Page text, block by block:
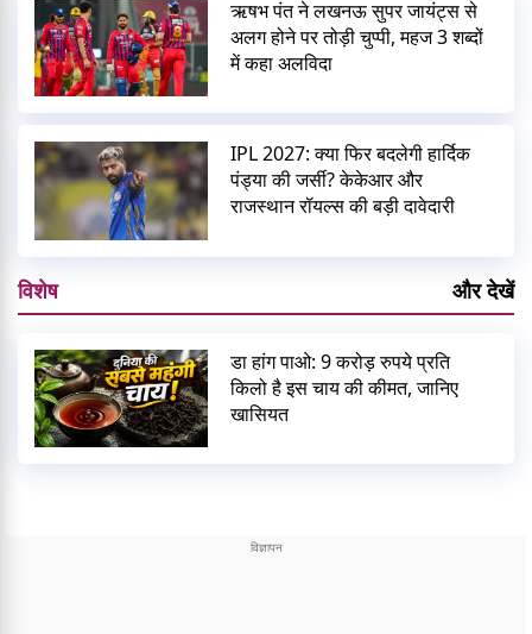
ऋषभ पंत ने लखनऊ सुपर जायंट्स से
अलग होने पर तोड़ी चुप्पी, महज 3 शब्दों
में कहा अलविदा
IPL 2027: क्या फिर बदलेगी हार्दिक
पंड्या की जर्सी? केकेआर और
राजस्थान रॉयल्स की बड़ी दावेदारी
विशेष और देखें
डा हांग पाओ: 9 करोड़ रुपये प्रति
किलो है इस चाय की कीमत, जानिए
खासियत